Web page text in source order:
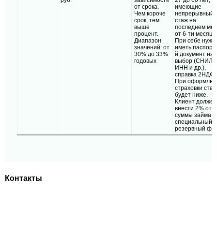
от срока.
Чем короче
срок, тем
выше
процент.
Диапазон
значений: от
30% до 33%
годовых
имеющие
непрерывный
стаж на
последнем
от 6-ти
При себе
иметь
й документ на
выбор
ИНН и др.),
справка
При
страховки
будет ниже.
Клиент должен
внести 2% от
суммы займа в
специальный
резервный
Контакты